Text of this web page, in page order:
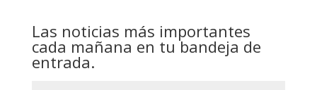
Las noticias más importantes
cada mañana en tu bandeja de
entrada.